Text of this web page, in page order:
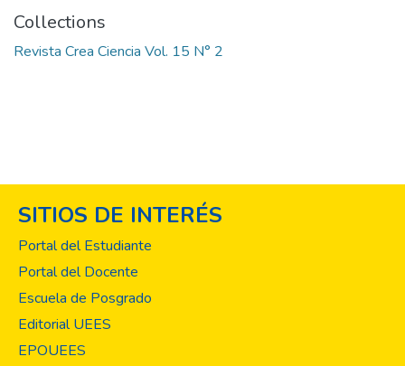
Collections
Revista Crea Ciencia Vol. 15 N° 2
SITIOS DE INTERÉS
Portal del Estudiante
Portal del Docente
Escuela de Posgrado
Editorial UEES
EPOUEES